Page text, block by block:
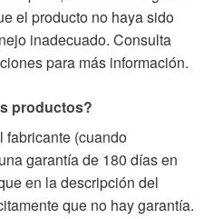
el producto no haya sido
inadecuado. Consulta
para más información.
productos?
fabricante (cuando
garantía de 180 días en
en la descripción del
que no hay garantía.